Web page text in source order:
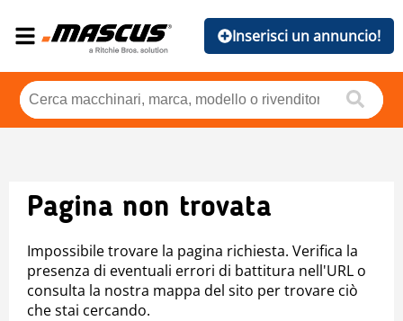
Inserisci un annuncio!
Pagina non trovata
Impossibile trovare la pagina richiesta. Verifica la
presenza di eventuali errori di battitura nell'URL o
consulta la nostra mappa del sito per trovare ciò
che stai cercando.